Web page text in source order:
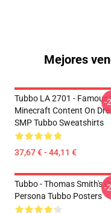
Mejores
Tubbo LA 2701 - Famous
Minecraft Content On
SMP Tubbo Sweatshirts
37,67 € - 44,11 €
-
Tubbo - Thomas Smith's
Persona Tubbo Posters
-